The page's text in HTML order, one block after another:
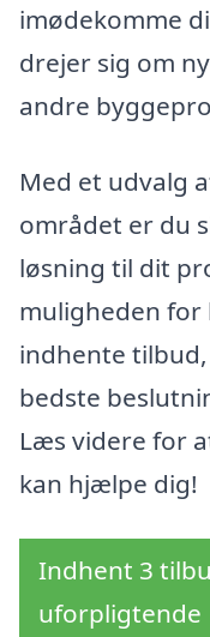
imødekomme
drejer sig om
andre
Med et udvalg
området er du
løsning til dit
muligheden
indhente
bedste
Læs videre for
kan hjælpe dig!
Indhent 3
uforpligtende